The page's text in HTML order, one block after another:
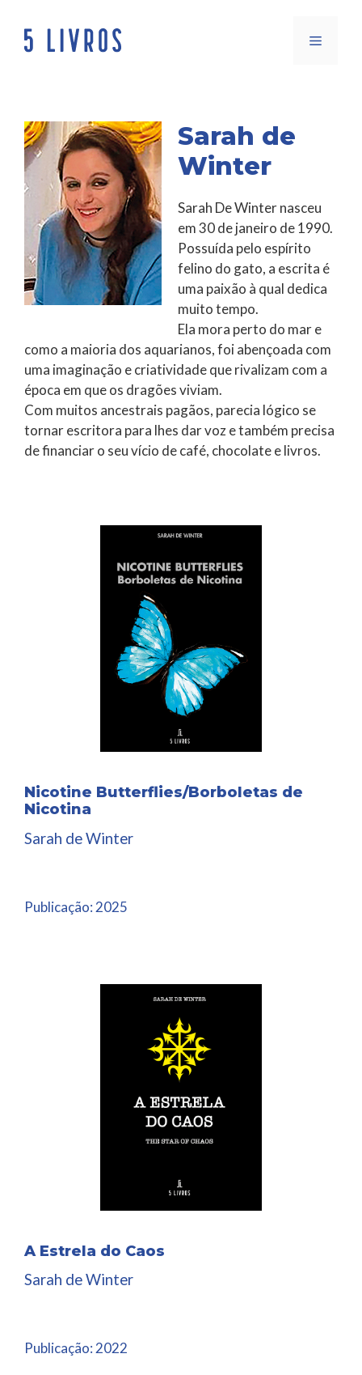
para
Menu
Sarah de
Winter
Sarah De Winter nasceu
em 30 de janeiro de 1990.
Possuída pelo espírito
felino do gato, a escrita é
uma paixão à qual dedica
muito tempo.
Ela mora perto do mar e
como a maioria dos aquarianos, foi abençoada com
uma imaginação e criatividade que rivalizam com a
época em que os dragões viviam.
Com muitos ancestrais pagãos, parecia lógico se
tornar escritora para lhes dar voz e também precisa
de financiar o seu vício de café, chocolate e livros.
Nicotine Butterflies/Borboletas de
Nicotina
Sarah de Winter
Publicação: 2025
A Estrela do Caos
Sarah de Winter
Publicação: 2022